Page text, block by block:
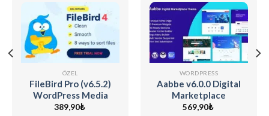
ÖZEL
FileBird Pro (v6.5.2)
WordPress Media
Library Folders
389,90₺
WORDPRESS
Aabbe v6.0.0 Digital
Marketplace
WordPress Theme
569,90₺